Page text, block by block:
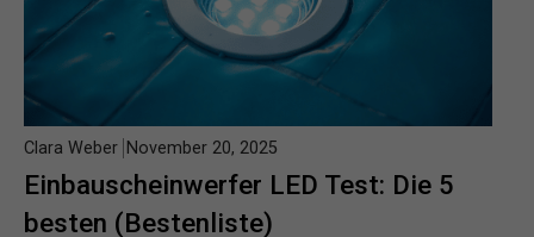
Einbauscheinwerfer LED Test: Die 5
besten (Bestenliste)
Clara Weber November 20, 2025